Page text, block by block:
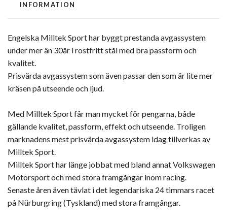
INFORMATION
Engelska Milltek Sport har byggt prestanda avgassystem
under mer än 30år i rostfritt stål med bra passform och
kvalitet.
Prisvärda avgassystem som även passar den som är lite mer
kräsen på utseende och ljud.
Med Milltek Sport får man mycket för pengarna, både
gällande kvalitet, passform, effekt och utseende. Troligen
marknadens mest prisvärda avgassystem idag tillverkas av
Milltek Sport.
Milltek Sport har länge jobbat med bland annat Volkswagen
Motorsport och med stora framgångar inom racing.
Senaste åren även tävlat i det legendariska 24 timmars racet
på Nürburgring (Tyskland) med stora framgångar.